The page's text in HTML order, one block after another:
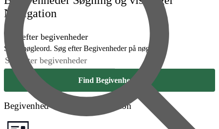
Navigation
Søg efter begivenheder
Skriv nøgleord. Søg efter Begivenheder på nøgleord.
Find Begivenheder
Begivenhed Visninger Navigation